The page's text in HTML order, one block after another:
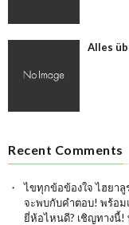
Alles
Recent Comments
ไขทุกข้อข้องใจ ไฮยาลู
จะพบกับคำตอบ! พร้อม
ยี่ห้อไหนดี? เชิญทางนี้!